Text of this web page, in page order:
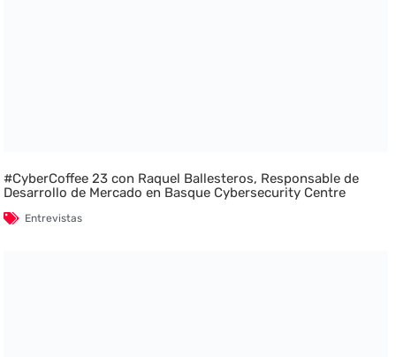
#CyberCoffee 23 con Raquel Ballesteros, Responsable de
Desarrollo de Mercado en Basque Cybersecurity Centre
Entrevistas